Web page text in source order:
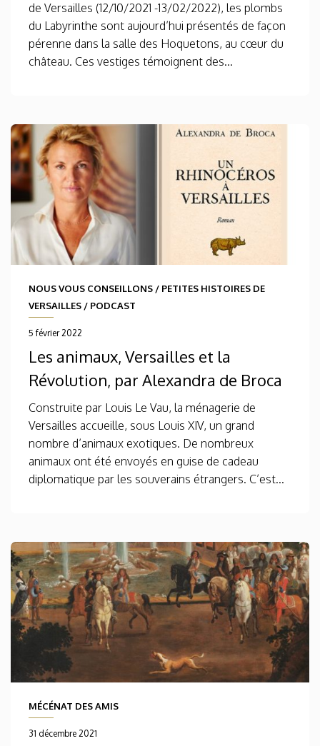
de Versailles (12/10/2021 -13/02/2022), les plombs
du Labyrinthe sont aujourd’hui présentés de façon
pérenne dans la salle des Hoquetons, au cœur du
château. Ces vestiges témoignent des...
NOUS VOUS CONSEILLONS / PETITES HISTOIRES DE
VERSAILLES / PODCAST
5 février 2022
Les animaux, Versailles et la
Révolution, par Alexandra de Broca
Construite par Louis Le Vau, la ménagerie de
Versailles accueille, sous Louis XIV, un grand
nombre d’animaux exotiques. De nombreux
animaux ont été envoyés en guise de cadeau
diplomatique par les souverains étrangers. C’est...
MÉCÉNAT DES AMIS
31 décembre 2021